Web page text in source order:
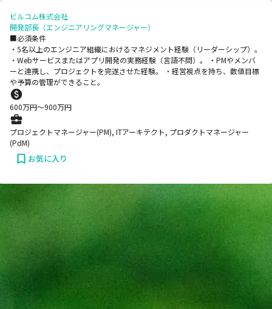
ビルコム株式会社
開発部長（エンジニアリングマネージャー）
■必須条件
・5名以上のエンジニア組織におけるマネジメント経験（リーダーシップ）。
・Webサービスまたはアプリ開発の実務経験（言語不問）。 ・PMやメンバ
ーと連携し、プロジェクトを完遂させた経験。 ・経営視点を持ち、数値目標
や予算の管理ができること。
600万円〜900万円
プロジェクトマネージャー(PM), ITアーキテクト, プロダクトマネージャー
(PdM)
お気に入り